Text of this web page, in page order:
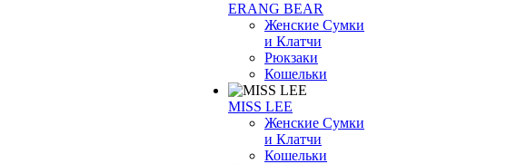
ERANG BEAR
Женские Сумки
и Клатчи
Рюкзаки
Кошельки
MISS LEE
Женские Сумки
и Клатчи
Кошельки